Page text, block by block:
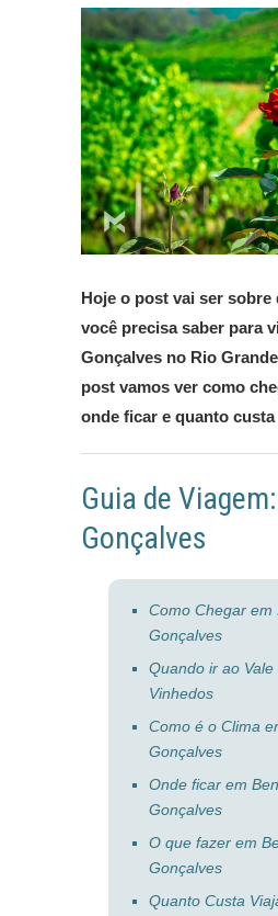
Hoje o post vai ser sobre
você precisa saber para
Gonçalves no Rio
post vamos ver como
onde ficar e quanto
Guia de
Gonçalves
Como Chegar em
Gonçalves
Quando ir ao Vale
Vinhedos
Como é o Clima
Gonçalves
Onde ficar em
Gonçalves
O que fazer em
Gonçalves
Quanto Custa